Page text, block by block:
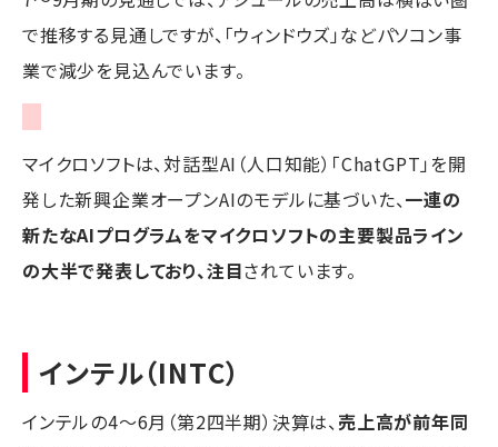
で推移する見通しですが、「ウィンドウズ」などパソコン事
業で減少を見込んでいます。
マイクロソフトは、対話型AI（人口知能）「ChatGPT」を開
発した新興企業オープンAIのモデルに基づいた、一連の
新たなAIプログラムをマイクロソフトの主要製品ライン
の大半で発表しており、注目されています。
インテル（INTC）
インテルの4～6月（第2四半期）決算は、 売上高が前年同